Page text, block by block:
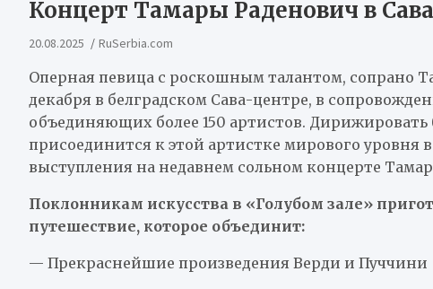
Концерт Тамары Раденович в
20.08.2025 RuSerbia.com
Оперная певица с роскошным талантом, сопрано
декабря в белградском Сава-центре, в
объединяющих более 150 артистов.
присоединится к этой артистке мирового уровня
выступления на недавнем сольном концерте
Поклонникам искусства в «Голубом зале»
путешествие, которое объединит:
— Прекраснейшие произведения Верди и Пуччини